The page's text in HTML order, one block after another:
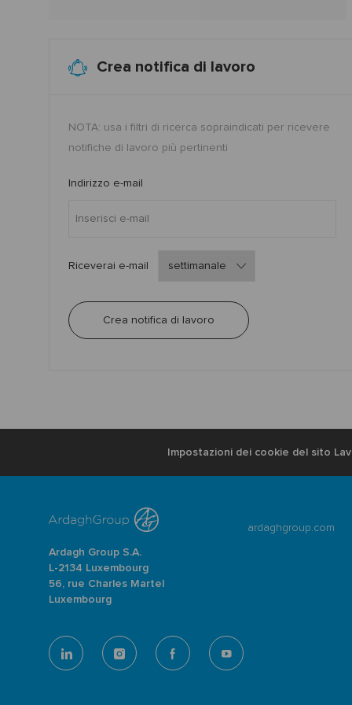
Crea notifica di lavoro
NOTA: usa i filtri di ricerca sopraindicati per ricevere
notifiche di lavoro più pertinenti
Indirizzo e-mail
Riceverai e-mail Required
Crea notifica di lavoro
Impostazioni dei cookie del sito
Ardagh Group S.A.
L-2134 Luxembourg
56, rue Charles Martel
Luxembourg
ardaghgroup.com
follow